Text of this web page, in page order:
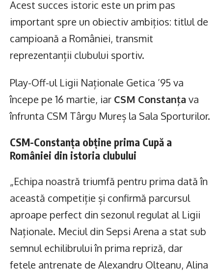
Acest succes istoric este un prim pas
important spre un obiectiv ambițios: titlul de
campioană a României, transmit
reprezentanții clubului sportiv.
Play-Off-ul Ligii Naționale Getica ’95 va
începe pe 16 martie, iar CSM Constanța va
înfrunta CSM Târgu Mureș la Sala Sporturilor.
CSM-Constanța obține prima Cupă a
României din istoria clubului
„Echipa noastră triumfă pentru prima dată în
această competiție și confirmă parcursul
aproape perfect din sezonul regulat al Ligii
Naționale. Meciul din Sepsi Arena a stat sub
semnul echilibrului în prima repriză, dar
fetele antrenate de Alexandru Olteanu, Alina